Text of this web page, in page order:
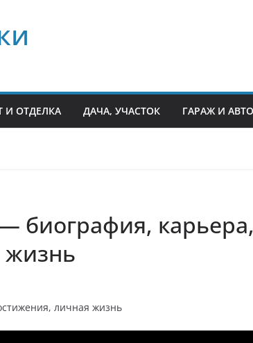
И ОТДЕЛКА ДАЧА, УЧАСТОК ГАРАЖ И АВТО
биография, карьера,
жизнь